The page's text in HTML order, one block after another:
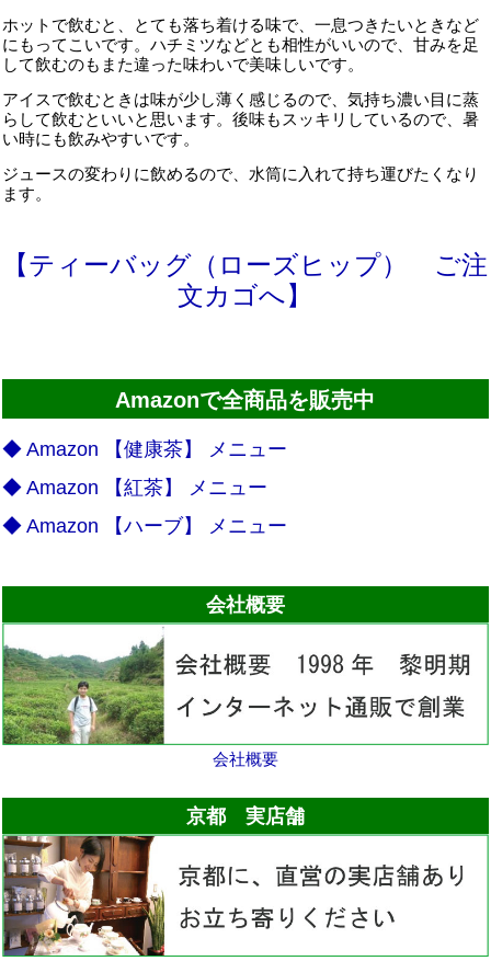
ホットで飲むと、とても落ち着ける味で、一息つきたいときなど
にもってこいです。ハチミツなどとも相性がいいので、甘みを足
して飲むのもまた違った味わいで美味しいです。
アイスで飲むときは味が少し薄く感じるので、気持ち濃い目に蒸
らして飲むといいと思います。後味もスッキリしているので、暑
い時にも飲みやすいです。
ジュースの変わりに飲めるので、水筒に入れて持ち運びたくなり
ます。
【ティーバッグ（ローズヒップ） ご注
文カゴへ】
Amazonで全商品を販売中
◆ Amazon 【健康茶】 メニュー
◆ Amazon 【紅茶】 メニュー
◆ Amazon 【ハーブ】 メニュー
会社概要
会社概要
京都 実店舗